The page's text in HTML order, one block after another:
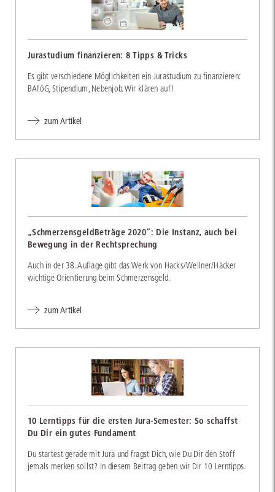
Jurastudium finanzieren: 8 Tipps & Tricks
Es gibt verschiedene Möglichkeiten ein Jurastudium zu finanzieren:
BAföG, Stipendium, Nebenjob. Wir klären auf!
zum Artikel
„SchmerzensgeldBeträge 2020“: Die Instanz, auch bei
Bewegung in der Rechtsprechung
Auch in der 38. Auflage gibt das Werk von Hacks/Wellner/Häcker
wichtige Orientierung beim Schmerzensgeld.
zum Artikel
10 Lerntipps für die ersten Jura-Semester: So schaffst
Du Dir ein gutes Fundament
Du startest gerade mit Jura und fragst Dich, wie Du Dir den Stoff
jemals merken sollst? In diesem Beitrag geben wir Dir 10 Lerntipps.